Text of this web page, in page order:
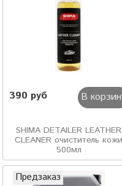
390 руб В
SHIMA DETAILER LEATHER
CLEANER очиститель кожи
500мл
Предзаказ